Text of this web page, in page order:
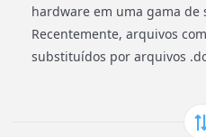
hardware em uma gama de
Recentemente, arquivos
substituídos por arquivos